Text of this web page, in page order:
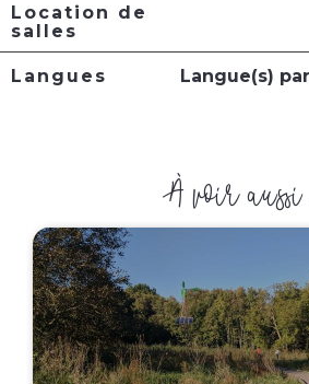
Location de
salles
Langues Langue(s)
À voir